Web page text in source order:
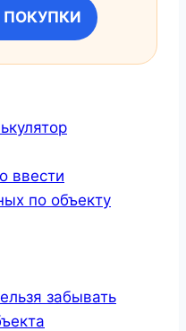
ввести
по объекту
забывать